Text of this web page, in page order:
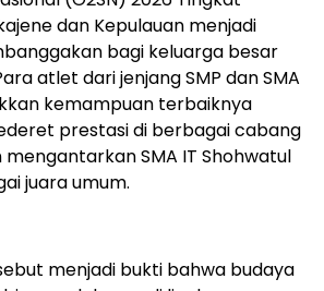
dan Kepulauan menjadi
bagi keluarga besar
atlet dari jenjang SMP dan SMA
kemampuan terbaiknya
prestasi di berbagai cabang
SMA IT Shohwatul
juara umum.
menjadi bukti bahwa budaya